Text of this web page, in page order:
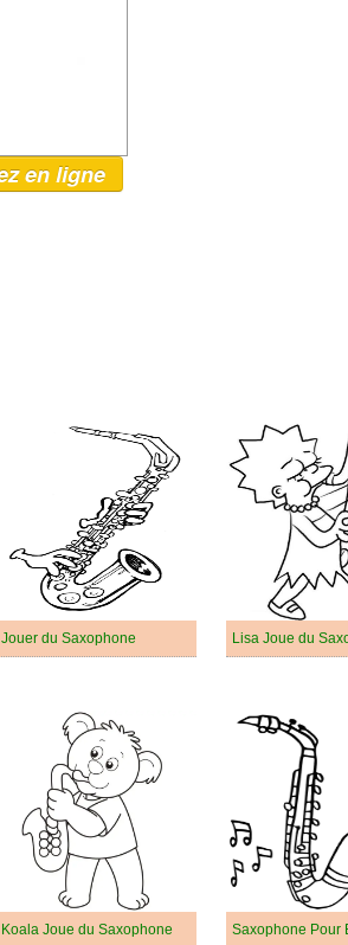
en ligne
Jouer du Saxophone Lisa Joue du
Koala Joue du Saxophone Saxophone Pour